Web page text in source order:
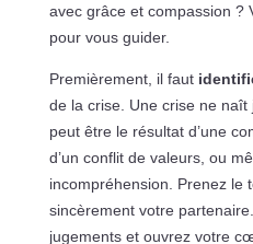
avec grâce et compassion ?
pour vous guider.
Premièrement, il faut
de la crise. Une crise ne
peut être le résultat d’une
d’un conflit de valeurs, ou
incompréhension. Prenez le
sincèrement votre
jugements et ouvrez votre